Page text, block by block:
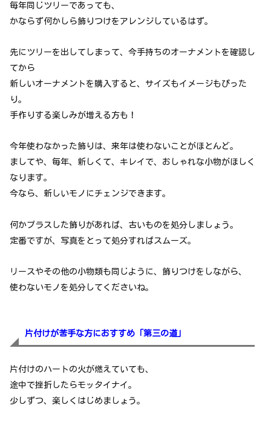
毎年同じツリーであっても、
かならず何かしら飾りつけをアレンジしているはず。
先にツリーを出してしまって、今手持ちのオーナメントを確認し
てから
新しいオーナメントを購入すると、サイズもイメージもぴった
り。
手作りする楽しみが増える方も！
今年使わなかった飾りは、来年は使わないことがほとんど。
ましてや、毎年、新しくて、キレイで、おしゃれな小物がほしく
なります。
今なら、新しいモノにチェンジできます。
何かプラスした飾りがあれば、古いものを処分しましょう。
定番ですが、写真をとって処分すればスムーズ。
リースやその他の小物類も同じように、飾りつけをしながら、
使わないモノを処分してくださいね。
片付けが苦手な方におすすめ「第三の道」
片付けのハートの火が燃えていても、
途中で挫折したらモッタイナイ。
少しずつ、楽しくはじめましょう。